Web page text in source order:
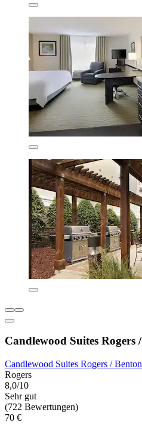
Candlewood Suites
Candlewood Suites Rogers /
Rogers
8,0/10
Sehr gut
(722 Bewertungen)
70 €